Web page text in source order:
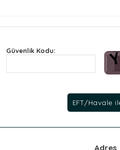
Güvenlik Kodu:
Adres